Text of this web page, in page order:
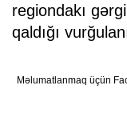
regiondakı
qaldığı
Məlumatlanmaq üçün